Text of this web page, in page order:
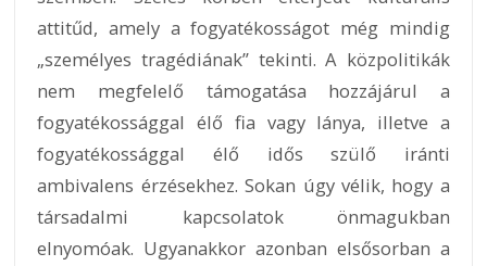
attitűd, amely a fogyatékosságot még mindig
„személyes tragédiának” tekinti. A közpolitikák
nem megfelelő támogatása hozzájárul a
fogyatékossággal élő fia vagy lánya, illetve a
fogyatékossággal élő idős szülő iránti
ambivalens érzésekhez. Sokan úgy vélik, hogy a
társadalmi kapcsolatok önmagukban
elnyomóak. Ugyanakkor azonban elsősorban a